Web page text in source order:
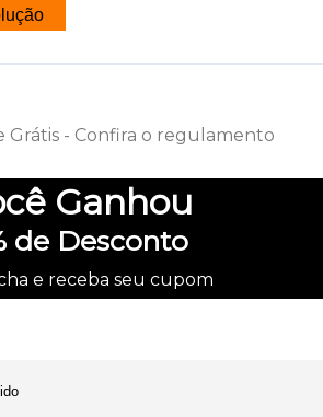
Ganhou
de Desconto
e receba seu cupom